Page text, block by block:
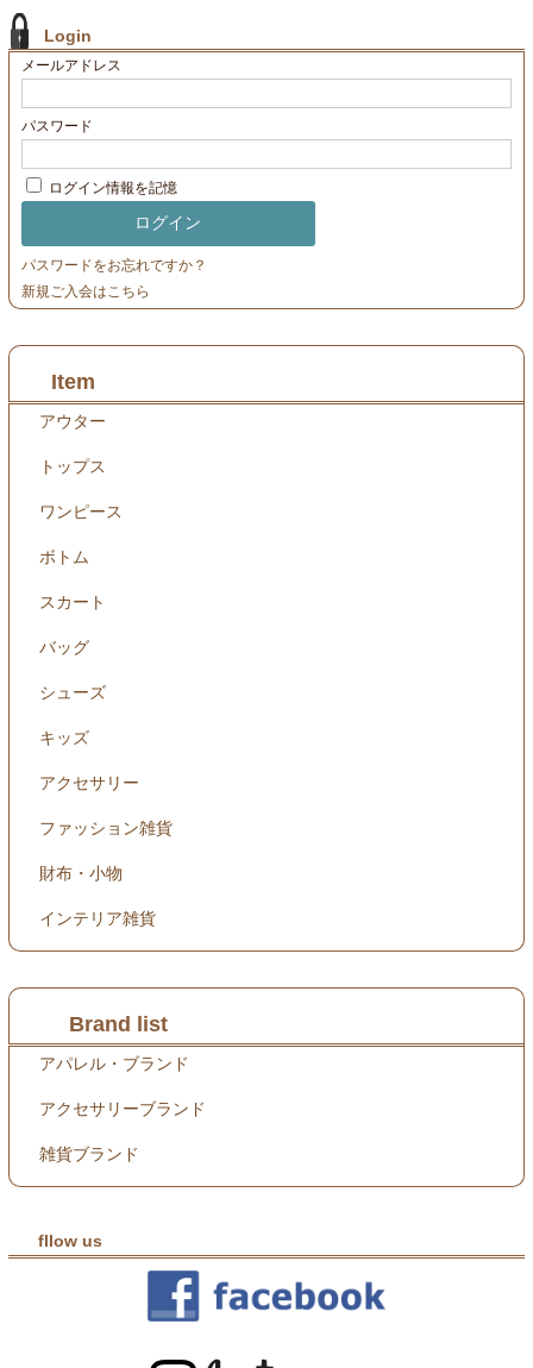
Login
メールアドレス
パスワード
ログイン情報を記憶
パスワードをお忘れですか？
新規ご入会はこちら
Item
アウター
トップス
ワンピース
ボトム
スカート
バッグ
シューズ
キッズ
アクセサリー
ファッション雑貨
財布・小物
インテリア雑貨
Brand list
アパレル・ブランド
アクセサリーブランド
雑貨ブランド
fllow us